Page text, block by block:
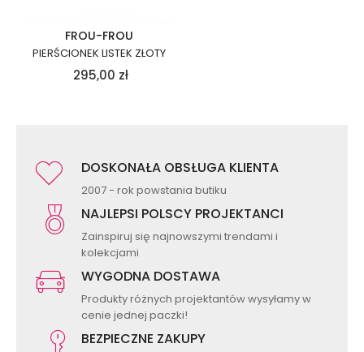
FROU-FROU
PIERŚCIONEK LISTEK ZŁOTY
295,00 zł
DOSKONAŁA OBSŁUGA KLIENTA
2007 - rok powstania butiku
NAJLEPSI POLSCY PROJEKTANCI
Zainspiruj się najnowszymi trendami i
kolekcjami
WYGODNA DOSTAWA
Produkty różnych projektantów wysyłamy w
cenie jednej paczki!
BEZPIECZNE ZAKUPY